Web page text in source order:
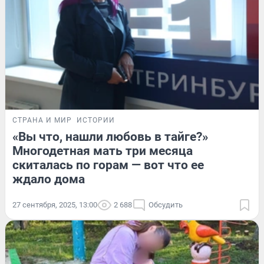
СТРАНА И МИР ИСТОРИИ
«Вы что, нашли любовь в тайге?»
Многодетная мать три месяца
скиталась по горам — вот что ее
ждало дома
27 сентября, 2025, 13:00 2 688 Обсудить